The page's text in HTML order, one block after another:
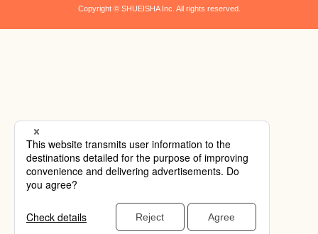
Copyright © SHUEISHA Inc. All rights reserved.